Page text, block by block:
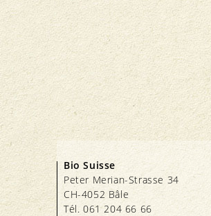
Bio Suisse
Peter Merian-Strasse 34
CH-4052 Bâle
Tél. 061 204 66 66